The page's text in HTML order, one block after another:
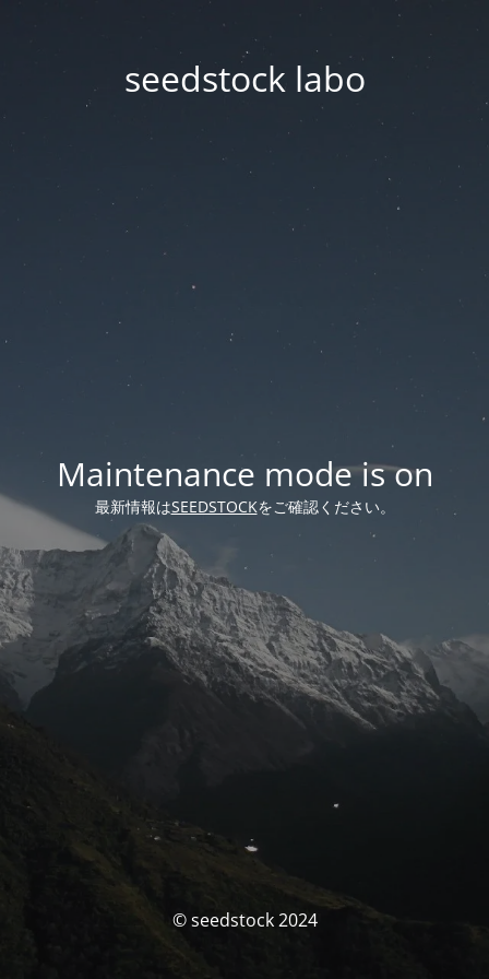
seedstock labo
Maintenance mode is on
最新情報はSEEDSTOCKをご確認ください。
© seedstock 2024